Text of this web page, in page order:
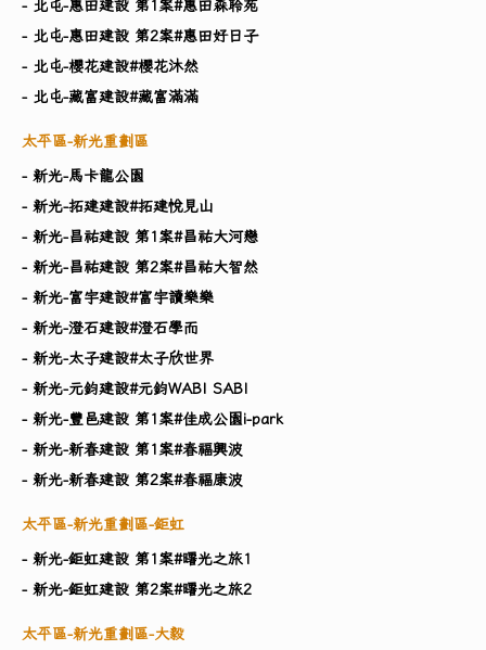
- 北屯-惠田建設 第1案#惠田森聆苑
- 北屯-惠田建設 第2案#惠田好日子
- 北屯-櫻花建設#櫻花沐然
- 北屯-藏富建設#藏富滿滿
太平區-新光重劃區
- 新光-馬卡龍公園
- 新光-拓建建設#拓建悅見山
- 新光-昌祐建設 第1案#昌祐大河戀
- 新光-昌祐建設 第2案#昌祐大智然
- 新光-富宇建設#富宇讀樂樂
- 新光-澄石建設#澄石學而
- 新光-太子建設#太子欣世界
- 新光-元鈞建設#元鈞WABI SABI
- 新光-豐邑建設 第1案#佳成公園i-park
- 新光-新春建設 第1案#春福興波
- 新光-新春建設 第2案#春福康波
太平區-新光重劃區-鉅虹
- 新光-鉅虹建設 第1案#曙光之旅1
- 新光-鉅虹建設 第2案#曙光之旅2
太平區-新光重劃區-大毅